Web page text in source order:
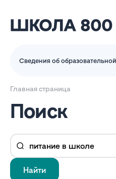
Сведения об
Главная страница
Поиск
Найти